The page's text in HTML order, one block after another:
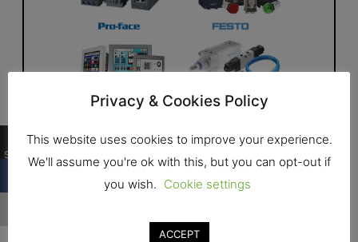
Privacy & Cookies Policy
This website uses cookies to improve your experience.
We'll assume you're ok with this, but you can opt-out if
you wish. Cookie settings
ACCEPT
Shares